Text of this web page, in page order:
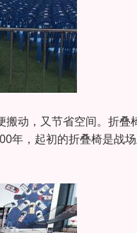
动，又节省空间。折
年，起初的折叠椅是战